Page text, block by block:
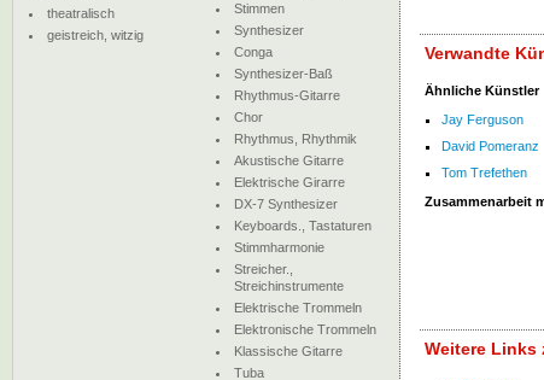
Verwandte
Ähnliche Künstler
Jay Ferguson
David Pomeranz
Tom Trefethen
Zusammenarbeit
Weitere Links
theatralisch
geistreich, witzig
Stimmen
Synthesizer
Conga
Synthesizer-Baß
Rhythmus-Gitarre
Chor
Rhythmus, Rhythmik
Akustische Gitarre
Elektrische Girarre
DX-7 Synthesizer
Keyboards., Tastaturen
Stimmharmonie
Streicher.,
Streichinstrumente
Elektrische Trommeln
Elektronische Trommeln
Klassische Gitarre
Tuba